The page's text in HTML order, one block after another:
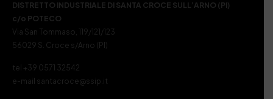
DISTRETTO INDUSTRIALE DI SANTA CROCE SULL’ARNO (PI)
c/o POTECO
Via San Tommaso, 119/121/123
56029 S. Croce s/Arno (PI)
tel +39 0571 32542
e-mail santacroce@ssip.it